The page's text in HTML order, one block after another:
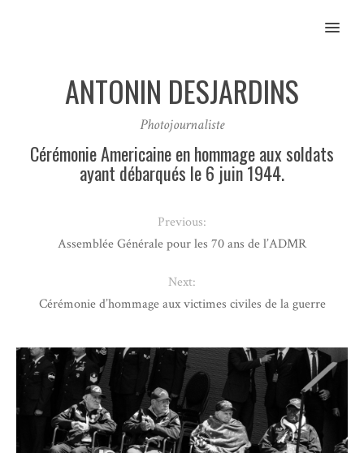
MENU
ANTONIN DESJARDINS
Photojournaliste
Cérémonie Americaine en hommage aux soldats
ayant débarqués le 6 juin 1944.
Previous:
Assemblée Générale pour les 70 ans de l’ADMR
Next:
Cérémonie d’hommage aux victimes civiles de la guerre